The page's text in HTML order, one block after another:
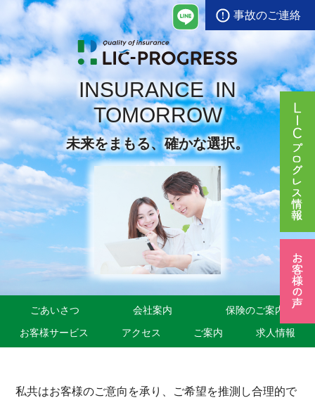
事故のご連絡
INSURANCE IN
TOMORROW
未来をまもる、確かな選択。
ごあいさつ 会社案内
保険のご案内
お客様サービス
アクセス ご案内 求人情報
私共はお客様のご意向を承り、ご希望を推測し合理的で